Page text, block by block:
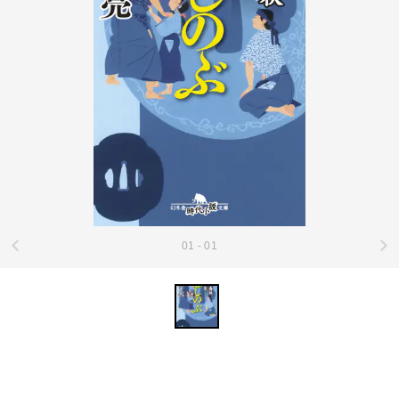
01 - 01